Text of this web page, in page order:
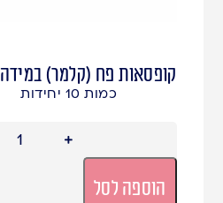
קופסאות פח (קלמר) במידה 19.5/8.5/2.5
כמות 10 יחידות
הוספה לסל